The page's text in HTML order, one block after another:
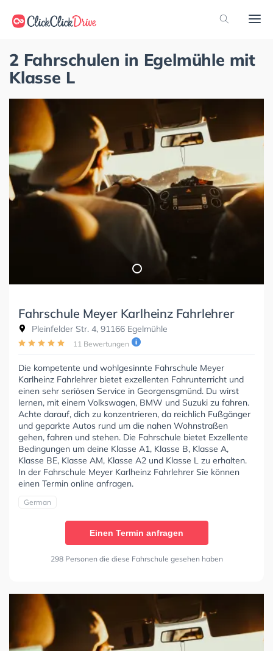
2 Fahrschulen in Egelmühle mit
Klasse L
Fahrschule Meyer Karlheinz Fahrlehrer
Pleinfelder Str. 4, 91166 Egelmühle
11 Bewertungen
Die kompetente und wohlgesinnte Fahrschule Meyer
Karlheinz Fahrlehrer bietet exzellenten Fahrunterricht und
einen sehr seriösen Service in Georgensgmünd. Du wirst
lernen, mit einem Volkswagen, BMW und Suzuki zu fahren.
Achte darauf, dich zu konzentrieren, da reichlich Fußgänger
und geparkte Autos rund um die nahen Wohnstraßen
gehen, fahren und stehen. Die Fahrschule bietet Exzellente
Bedingungen um deine Klasse A1, Klasse B, Klasse A,
Klasse BE, Klasse AM, Klasse A2 und Klasse L zu erhalten.
In der Fahrschule Meyer Karlheinz Fahrlehrer Sie können
einen Termin online anfragen.
German
Einen Termin anfragen
298 Personen die diese Fahrschule gesehen haben